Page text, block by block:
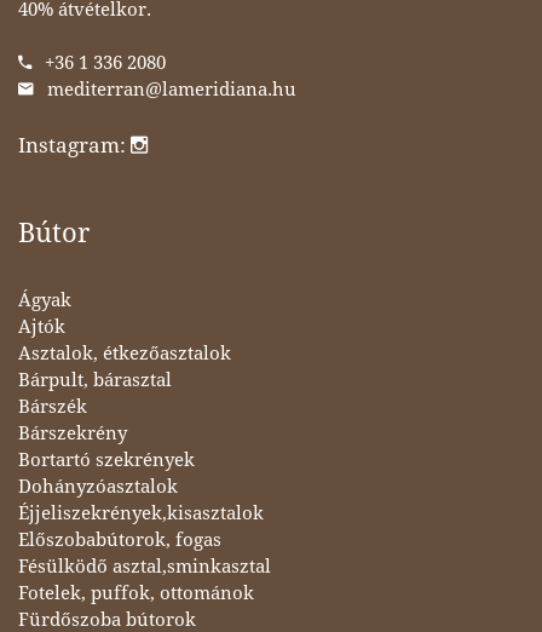
40% átvételkor.
+36 1 336 2080
mediterran@lameridiana.hu
Instagram:
Bútor
Ágyak
Ajtók
Asztalok, étkezőasztalok
Bárpult, bárasztal
Bárszék
Bárszekrény
Bortartó szekrények
Dohányzóasztalok
Éjjeliszekrények,kisasztalok
Előszobabútorok, fogas
Fésülködő asztal,sminkasztal
Fotelek, puffok, ottománok
Fürdőszoba bútorok